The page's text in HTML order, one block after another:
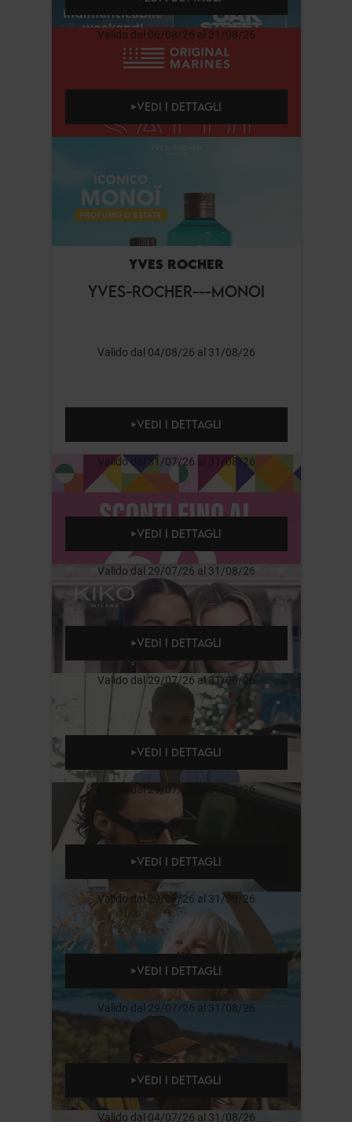
Valido dal 06/08/26 al 31/08/26
VEDI I DETTAGLI
YVES ROCHER
YVES-ROCHER---MONOI
Valido dal 04/08/26 al 31/08/26
VEDI I DETTAGLI
Valido dal 31/07/26 al 31/08/26
VEDI I DETTAGLI
Valido dal 29/07/26 al 31/08/26
VEDI I DETTAGLI
Valido dal 29/07/26 al 31/08/26
VEDI I DETTAGLI
Valido dal 29/07/26 al 31/08/26
VEDI I DETTAGLI
Valido dal 29/07/26 al 31/08/26
VEDI I DETTAGLI
Valido dal 29/07/26 al 31/08/26
VEDI I DETTAGLI
Valido dal 04/07/26 al 31/08/26